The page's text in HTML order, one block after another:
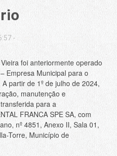
-
foi anteriormente operado
Empresa Municipal para o
partir de 1º de julho de 2024,
manutenção e
para a
FRANCA SPE SA, com
nº 4851, Anexo II, Sala 01,
Torre, Município de